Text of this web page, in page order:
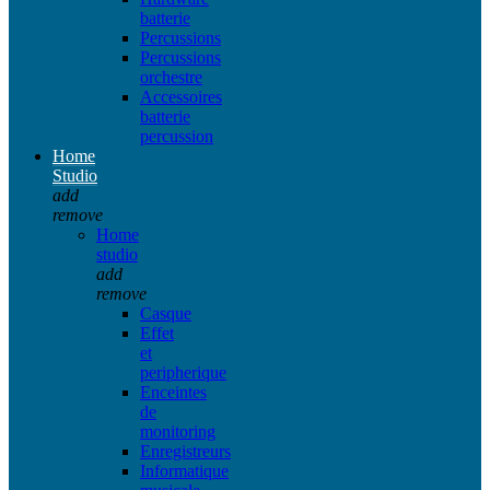
batterie
Percussions
Percussions
orchestre
Accessoires
batterie
percussion
Home
Studio
add
remove
Home
studio
add
remove
Casque
Effet
et
peripherique
Enceintes
de
monitoring
Enregistreurs
Informatique